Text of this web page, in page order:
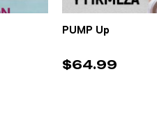
AÑADIR
PUMP Up
$64.99